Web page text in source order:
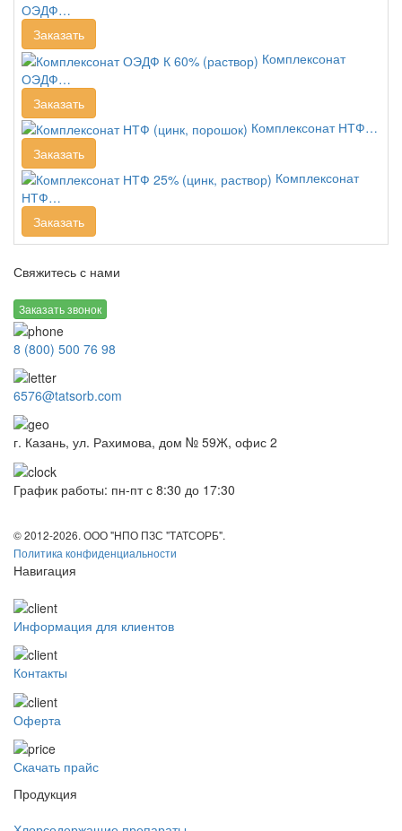
ОЭДФ…
Заказать
Комплексонат
ОЭДФ…
Заказать
Комплексонат НТФ…
Заказать
Комплексонат
НТФ…
Заказать
Свяжитесь с нами
Заказать звонок
8 (800) 500 76 98
6576@tatsorb.com
г. Казань, ул. Рахимова, дом № 59Ж, офис 2
График работы: пн-пт с 8:30 до 17:30
© 2012-2026. ООО "НПО ПЗС "ТАТСОРБ".
Политика конфиденциальности
Навигация
Информация для клиентов
Контакты
Оферта
Скачать прайс
Продукция